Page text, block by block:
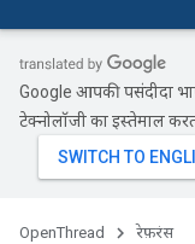
Google आपकी पसंदीदा
टेक्नोलॉजी का इस्तेमाल
OpenThread रेफ़रंस